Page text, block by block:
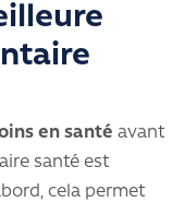
en santé avant
santé est
cela permet